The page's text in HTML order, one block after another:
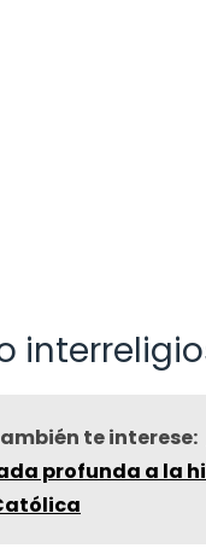
te interese:
profunda a la